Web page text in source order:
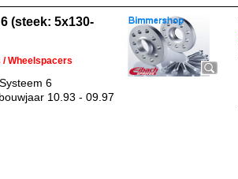
(steek: 5x130-
Wheelspacers
6
10.93 - 09.97